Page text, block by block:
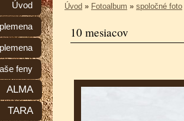
Úvod » Fotoalbum » spoločné foto
10 mesiacov
Úvod
feny
ALMA
TARA